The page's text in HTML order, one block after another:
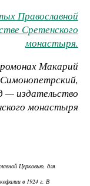
Православной
Сретенского
монастыря.
Макарий
Симонопетрский,
— издательство
монастыря
Церковью, для
в 1924 г. В